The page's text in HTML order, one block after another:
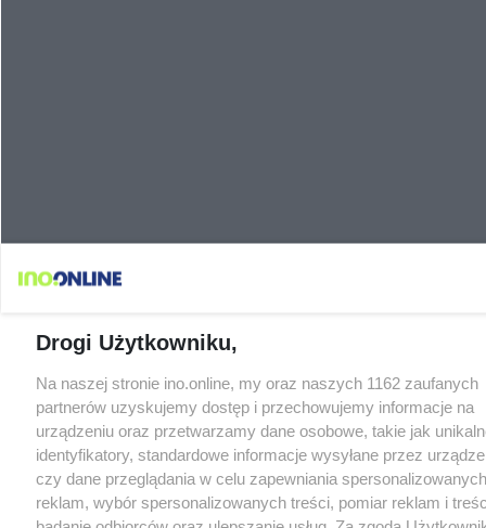
Drogi Użytkowniku,
Na naszej stronie ino.online, my oraz naszych 1162 zaufanych
partnerów uzyskujemy dostęp i przechowujemy informacje na
urządzeniu oraz przetwarzamy dane osobowe, takie jak
identyfikatory, standardowe informacje wysyłane przez
czy dane przeglądania w celu zapewniania spersonalizowanych
reklam, wybór spersonalizowanych treści, pomiar reklam i